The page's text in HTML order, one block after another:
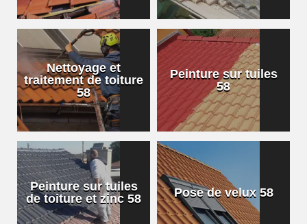
Nettoyage et
traitement de toiture
58
Peinture sur tuiles
58
Peinture sur tuiles
de toiture et zinc 58
Pose de velux 58